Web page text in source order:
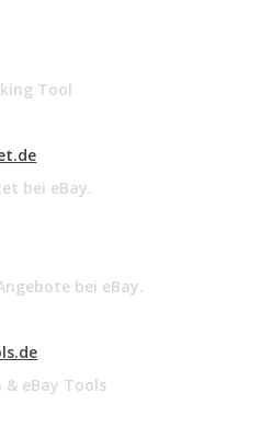
Tool
bei eBay.
bei eBay.
& eBay Tools